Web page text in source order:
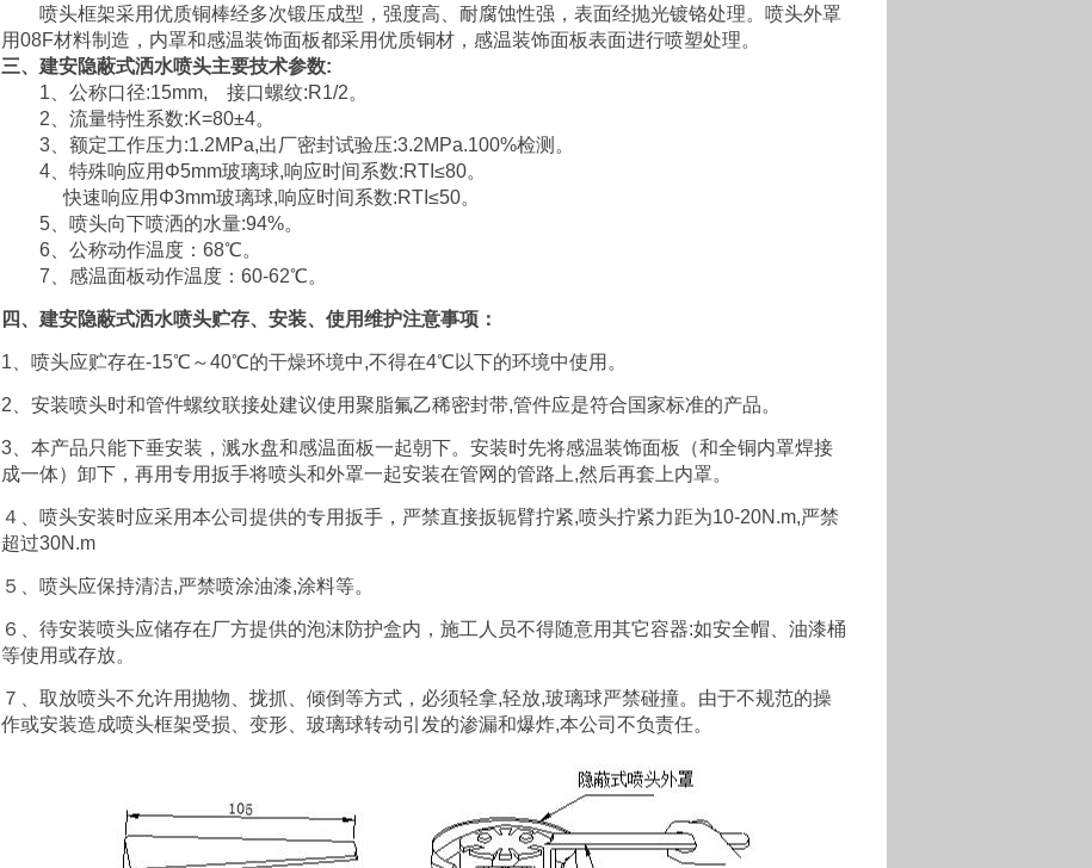
喷头框架采用优质铜棒经多次锻压成型，强度高、耐腐蚀性强，表面经抛光镀铬处理。喷头外罩
用08F材料制造，内罩和感温装饰面板都采用优质铜材，感温装饰面板表面进行喷塑处理。
三、建安隐蔽式洒水喷头主要技术参数:
1、公称口径:15mm, 接口螺纹:R1/2。
2、流量特性系数:K=80±4。
3、额定工作压力:1.2MPa,出厂密封试验压:3.2MPa.100%检测。
4、特殊响应用Φ5mm玻璃球,响应时间系数:RTI≤80。
快速响应用Φ3mm玻璃球,响应时间系数:RTI≤50。
5、喷头向下喷洒的水量:94%。
6、公称动作温度：68℃。
7、感温面板动作温度：60-62℃。
四、建安隐蔽式洒水喷头贮存、安装、使用维护注意事项：
1、喷头应贮存在-15℃～40℃的干燥环境中,不得在4℃以下的环境中使用。
2、安装喷头时和管件螺纹联接处建议使用聚脂氟乙稀密封带,管件应是符合国家标准的产品。
3、本产品只能下垂安装，溅水盘和感温面板一起朝下。安装时先将感温装饰面板（和全铜内罩焊接
成一体）卸下，再用专用扳手将喷头和外罩一起安装在管网的管路上,然后再套上内罩。
４、喷头安装时应采用本公司提供的专用扳手，严禁直接扳轭臂拧紧,喷头拧紧力距为10-20N.m,严禁
超过30N.m
５、喷头应保持清洁,严禁喷涂油漆,涂料等。
６、待安装喷头应储存在厂方提供的泡沫防护盒内，施工人员不得随意用其它容器:如安全帽、油漆桶
等使用或存放。
７、取放喷头不允许用抛物、拢抓、倾倒等方式，必须轻拿,轻放,玻璃球严禁碰撞。由于不规范的操
作或安装造成喷头框架受损、变形、玻璃球转动引发的渗漏和爆炸,本公司不负责任。